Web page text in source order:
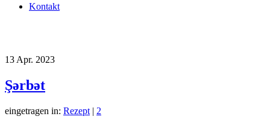
Kontakt
13 Apr. 2023
Şərbət
eingetragen in: Rezept | 2